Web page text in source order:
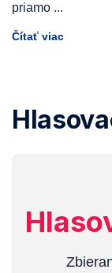
priamo ...
Čítať viac